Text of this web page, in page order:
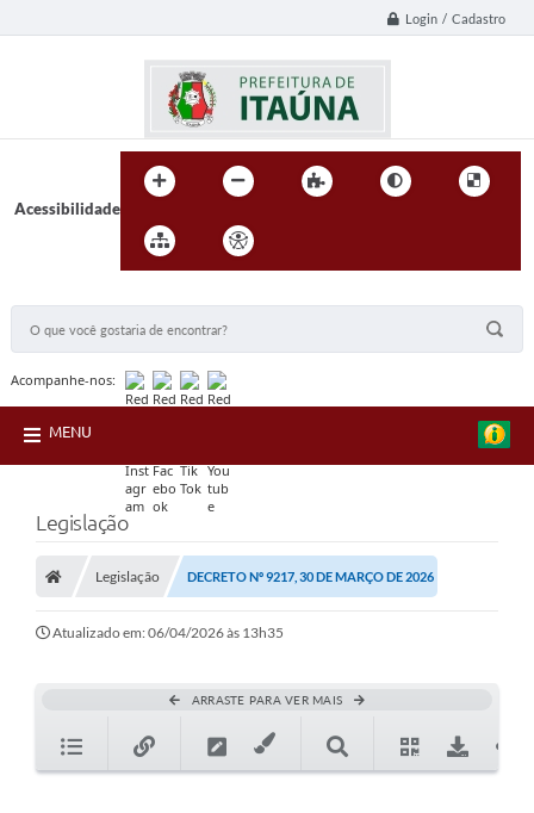
Login / Cadastro
Acessibilidade
Acompanhe-nos:
MENU
Legislação
Legislação DECRETO Nº 9217, 30 DE MARÇO DE 2026
Atualizado em: 06/04/2026 às 13h35
ARRASTE PARA VER MAIS